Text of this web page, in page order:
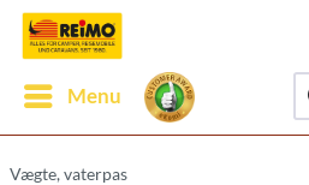
Menu
Vægte, vaterpas